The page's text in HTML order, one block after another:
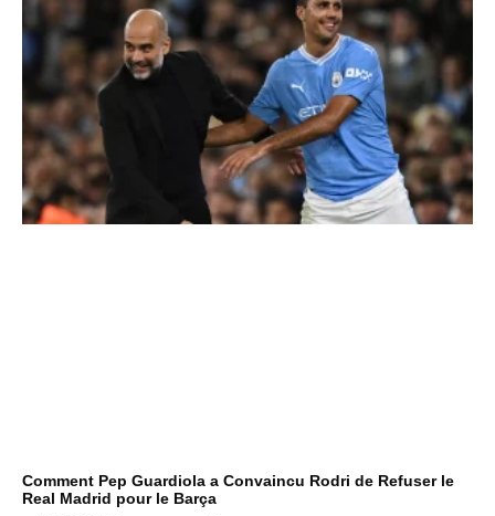
Comment Pep Guardiola a Convaincu Rodri de Refuser le
Real Madrid pour le Barça